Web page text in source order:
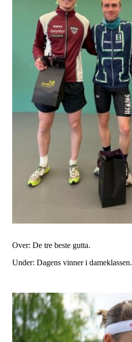
Over: De tre beste gutta.
Under: Dagens vinner i dameklassen.